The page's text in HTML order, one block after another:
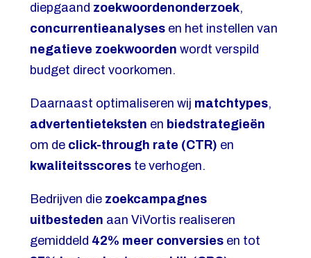
diepgaand zoekwoordenonderzoek,
concurrentieanalysesen het instellen van
negatieve zoekwoorden wordt verspild
budget direct voorkomen.
Daarnaast optimaliseren wij matchtypes,
advertentieteksten en biedstrategieën
om de click-through rate (CTR) en
kwaliteitsscoreste verhogen.
Bedrijven die zoekcampagnes
uitbesteden aan ViVortis realiseren
gemiddeld 42% meer conversiesen tot